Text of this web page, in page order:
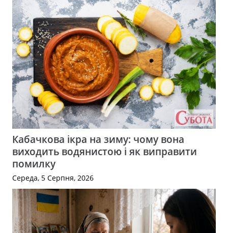
Кабачкова ікра на зиму: чому вона
виходить водянистою і як виправити
помилку
Середа, 5 Серпня, 2026